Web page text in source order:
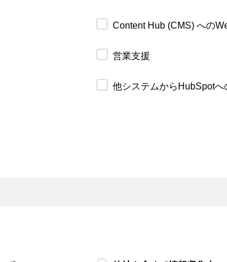
Content Hub (CMS) への
営業支援
他システムからHubSpotへ